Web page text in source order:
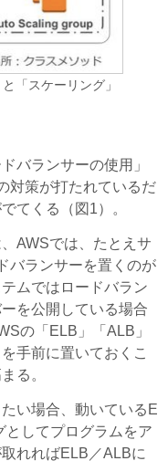
「スケーリング」
バランサーの使用」
対策が打たれているだ
てくる（図1）。
AWSでは、たとえサ
バランサーを置くのが
ムではロードバラン
を公開している場合
の「ELB」「ALB」
手前に置いておくこ
る。
い場合、動いているE
してプログラムをア
れればELB／ALBに